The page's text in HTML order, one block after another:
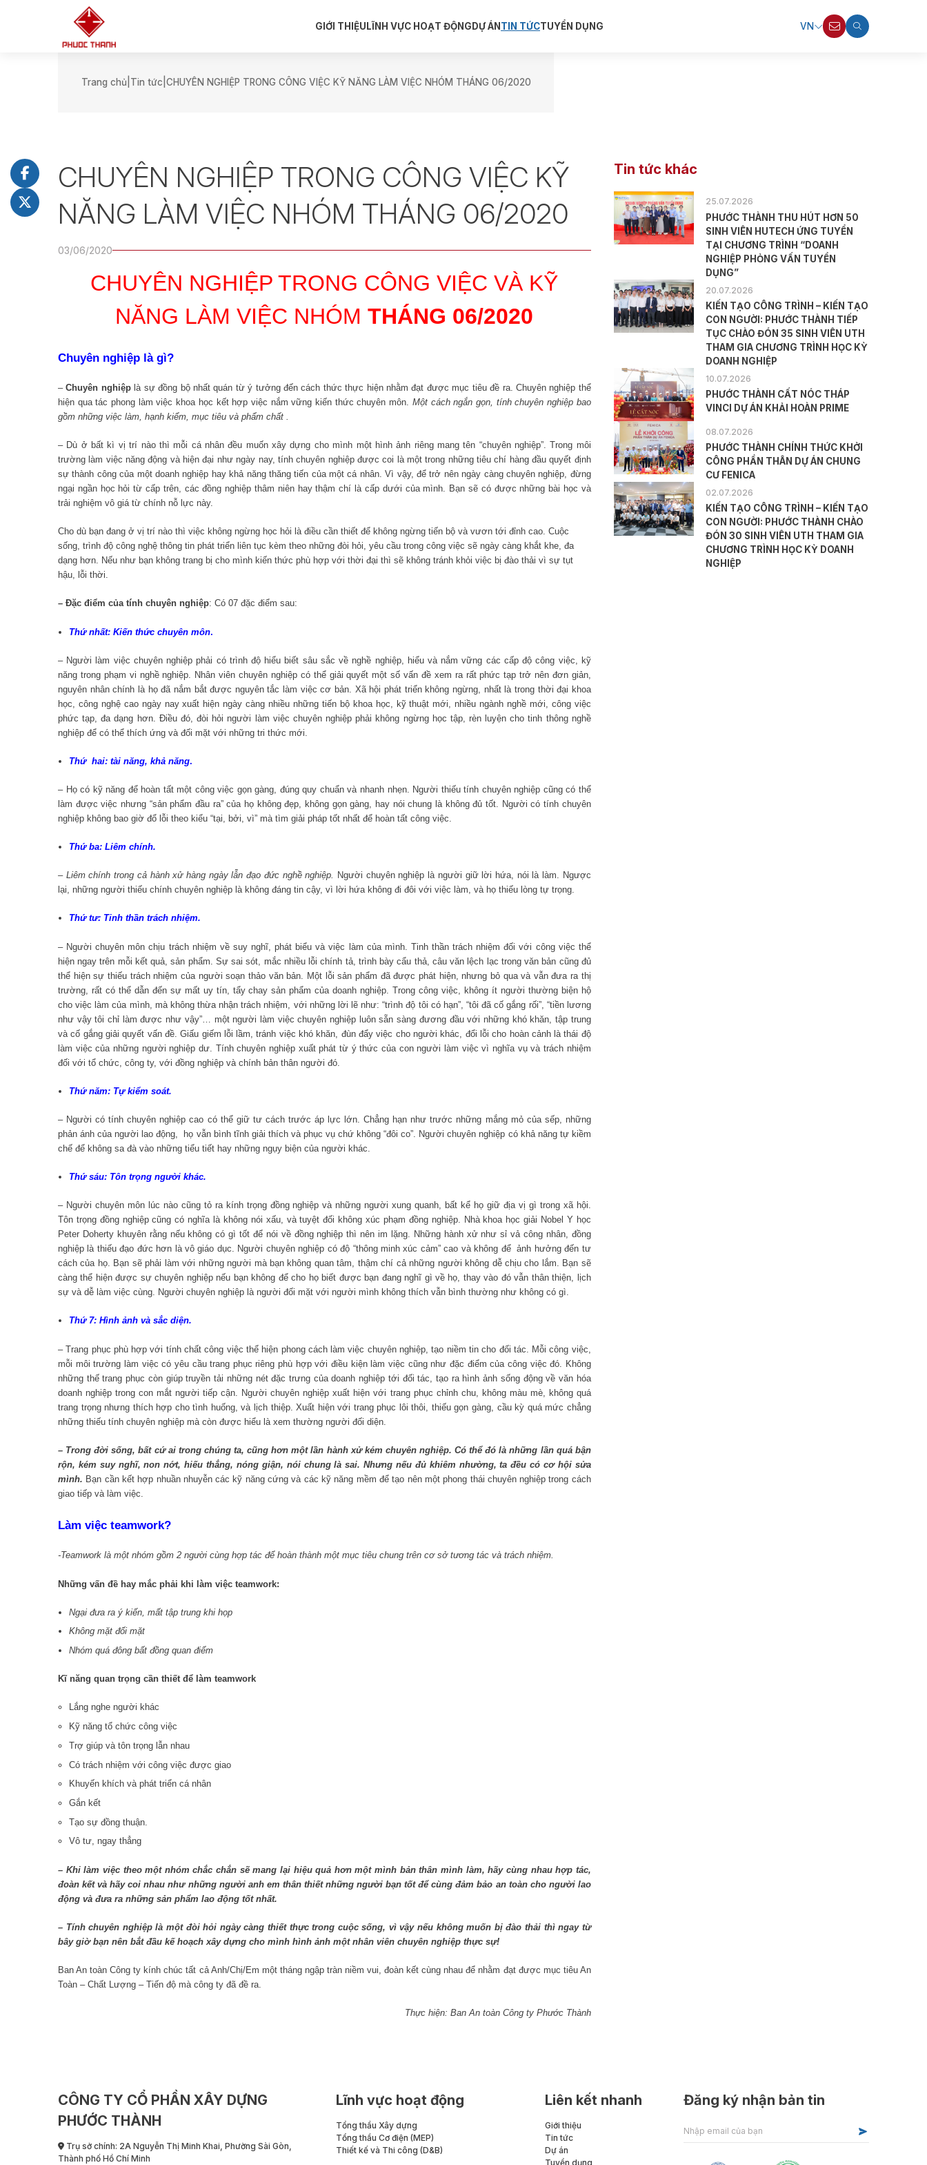
GIỚI THIỆU LĨNH VỰC HOẠT ĐỘNG DỰ ÁN TIN TỨCTUYỂN DỤNG VN
Trang chủ Tin tức CHUYÊN NGHIỆP TRONG CÔNG VIỆC KỸ NĂNG LÀM VIỆC NHÓM THÁNG 06/2020
CHUYÊN NGHIỆP TRONG CÔNG VIỆC KỸ
NĂNG LÀM VIỆC NHÓM THÁNG 06/2020
03/06/2020
CHUYÊN NGHIỆP TRONG CÔNG VIỆC VÀKỸ
NĂNG LÀM VIỆC NHÓMTHÁNG 06/2020
Chuyên nghiệp là gì?
–Chuyên nghiệplà sự đồng bộ nhất quán từ ý tưởng đến cách thức thực hiện nhằm đạt được mục tiêu đề ra. Chuyên nghiệp thể
hiện qua tác phong làm việc khoa học kết hợp việc nắm vững kiến thức chuyên môn. Một cách ngắn gọn, tính chuyên nghiệp bao
gồm những việc làm, hạnh kiểm, mục tiêu và phẩm chất .
– Dù ở bất kì vị trí nào thì mỗi cá nhân đều muốn xây dựng cho mình một hình ảnh riêng mang tên “chuyên nghiệp”. Trong môi
trường làm việc năng động và hiện đại như ngày nay, tính chuyên nghiệp được coi là một trong những tiêu chí hàng đầu quyết định
sự thành công của một doanh nghiệp hay khả năng thăng tiến của một cá nhân. Vì vậy, để trở nên ngày càng chuyên nghiệp, đừng
ngại ngần học hỏi từ cấp trên, các đồng nghiệp thâm niên hay thậm chí là cấp dưới của mình. Bạn sẽ có được những bài học và
trải nghiệm vô giá từ chính nỗ lực này.
Cho dù bạn đang ở vị trí nào thì việc không ngừng học hỏi là điều cần thiết để không ngừng tiến bộ và vươn tới đỉnh cao. Cuộc
sống, trình độ công nghệ thông tin phát triển liên tục kèm theo những đòi hỏi, yêu cầu trong công việc sẽ ngày càng khắt khe, đa
dạng hơn. Nếu như bạn không trang bị cho mình kiến thức phù hợp với thời đại thì sẽ không tránh khỏi việc bị đào thải vì sự tụt
hậu, lỗi thời.
– Đặc điểm của tính chuyên nghiệp: Có 07 đặc điểm sau:
Thứ nhất: Kiến thức chuyên môn.
– Người làm việc chuyên nghiệp phải có trình độ hiểu biết sâu sắc về nghề nghiệp, hiểu và nắm vững các cấp độ công việc, kỹ
năng trong phạm vi nghề nghiệp. Nhân viên chuyên nghiệp có thể giải quyết một số vấn đề xem ra rất phức tạp trở nên đơn giản,
nguyên nhân chính là họ đã nắm bắt được nguyên tắc làm việc cơ bản. Xã hội phát triển không ngừng, nhất là trong thời đại khoa
học, công nghệ cao ngày nay xuất hiện ngày càng nhiều những tiến bộ khoa học, kỹ thuật mới, nhiều ngành nghề mới, công việc
phức tạp, đa dạng hơn. Điều đó, đòi hỏi người làm việc chuyên nghiệp phải không ngừng học tập, rèn luyện cho tinh thông nghề
nghiệp để có thể thích ứng và đối mặt với những tri thức mới.
Thứ hai: tài năng, khả năng.
– Họ có kỹ năng để hoàn tất một công việc gọn gàng, đúng quy chuẩn và nhanh nhẹn. Người thiếu tính chuyên nghiệp cũng có thể
làm được việc nhưng “sản phẩm đầu ra” của họ không đẹp, không gọn gàng, hay nói chung là không đủ tốt. Người có tính chuyên
nghiệp không bao giờ đổ lỗi theo kiểu “tại, bởi, vì” mà tìm giải pháp tốt nhất để hoàn tất công việc.
Thứ ba: Liêm chính.
– Liêm chính trong cả hành xử hàng ngày lẫn đạo đức nghề nghiệp. Người chuyên nghiệp là người giữ lời hứa, nói là làm. Ngược
lại, những người thiếu chính chuyên nghiệp là không đáng tin cậy, vì lời hứa không đi đôi với việc làm, và họ thiếu lòng tự trọng.
Thứ tư: Tinh thần trách nhiệm.
– Người chuyên môn chịu trách nhiệm về suy nghĩ, phát biểu và việc làm của mình. Tinh thần trách nhiệm đối với công việc thể
hiện ngay trên mỗi kết quả, sản phẩm. Sự sai sót, mắc nhiều lỗi chính tả, trình bày cẩu thả, câu văn lệch lạc trong văn bản cũng đủ
thể hiện sự thiếu trách nhiệm của người soạn thảo văn bản. Một lỗi sản phẩm đã được phát hiện, nhưng bỏ qua và vẫn đưa ra thị
trường, rất có thể dẫn đến sự mất uy tín, tẩy chay sản phẩm của doanh nghiệp. Trong công việc, không ít người thường biện hộ
cho việc làm của mình, mà không thừa nhận trách nhiệm, với những lời lẽ như: “trình độ tôi có hạn”, “tôi đã cố gắng rối”, “tiền lương
như vậy tôi chỉ làm được như vậy”… một người làm việc chuyên nghiệp luôn sẵn sàng đương đầu với những khó khăn, tập trung
và cố gắng giải quyết vấn đề. Giấu giếm lỗi lầm, tránh việc khó khăn, đùn đẩy việc cho người khác, đổi lỗi cho hoàn cảnh là thái độ
làm việc của những người nghiệp dư. Tính chuyên nghiệp xuất phát từ ý thức của con người làm việc vì nghĩa vụ và trách nhiệm
đối với tổ chức, công ty, với đồng nghiệp và chính bản thân người đó.
Thứ năm: Tự kiểm soát.
– Người có tính chuyên nghiệp cao có thể giữ tư cách trước áp lực lớn. Chẳng hạn như trước những mắng mỏ của sếp, những
phản ánh của người lao động, họ vẫn bình tĩnh giải thích và phục vụ chứ không “đôi co”. Người chuyên nghiệp có khả năng tự kiềm
chế để không sa đà vào những tiểu tiết hay những ngụy biện của người khác.
Thứ sáu: Tôn trọng người khác.
– Người chuyên môn lúc nào cũng tỏ ra kính trọng đồng nghiệp và những người xung quanh, bất kể họ giữ địa vị gì trong xã hội.
Tôn trọng đồng nghiệp cũng có nghĩa là không nói xấu, và tuyệt đối không xúc phạm đồng nghiệp. Nhà khoa học giải Nobel Y học
Peter Doherty khuyên rằng nếu không có gì tốt để nói về đồng nghiệp thì nên im lặng. Những hành xử như sỉ vả công nhân, đồng
nghiệp là thiếu đạo đức hơn là vô giáo dục. Người chuyên nghiệp có độ “thông minh xúc cảm” cao và không để ảnh hưởng đến tư
cách của họ. Bạn sẽ phải làm với những người mà bạn không quan tâm, thậm chí cả những người không dễ chịu cho lắm. Bạn sẽ
càng thể hiện được sự chuyên nghiệp nếu bạn không để cho họ biết được bạn đang nghĩ gì về họ, thay vào đó vẫn thân thiện, lịch
sự và dễ làm việc cùng. Người chuyên nghiệp là người đối mặt với người mình không thích vẫn bình thường như không có gì.
Thứ 7: Hình ảnh và sắc diện.
– Trang phục phù hợp với tính chất công việc thể hiện phong cách làm việc chuyên nghiệp, tạo niềm tin cho đối tác. Mỗi công việc,
mỗi môi trường làm việc có yêu cầu trang phục riêng phù hợp với điều kiện làm việc cũng như đặc điểm của công việc đó. Không
những thế trang phục còn giúp truyền tải những nét đặc trưng của doanh nghiệp tới đối tác, tạo ra hình ảnh sống động về văn hóa
doanh nghiệp trong con mắt người tiếp cận. Người chuyên nghiệp xuất hiện với trang phục chỉnh chu, không màu mè, không quá
trang trọng nhưng thích hợp cho tình huống, và lịch thiệp. Xuất hiện với trang phục lôi thôi, thiếu gọn gàng, cầu kỳ quá mức chẳng
những thiếu tính chuyên nghiệp mà còn được hiểu là xem thường người đối diện.
– Trong đời sống, bất cứ ai trong chúng ta, cũng hơn một lần hành xử kém chuyên nghiệp. Có thể đó là những lần quá bận
rộn, kém suy nghĩ, non nớt, hiếu thắng, nóng giận, nói chung là sai. Nhưng nếu đủ khiêm nhường, ta đều có cơ hội sửa
mình. Bạn cần kết hợp nhuần nhuyễn các kỹ năng cứng và các kỹ năng mềm để tạo nên một phong thái chuyên nghiệp trong cách
giao tiếp và làm việc.
Làm việc teamwork?
-Teamwork là một nhóm gồm 2 người cùng hợp tác để hoàn thành một mục tiêu chung trên cơ sở tương tác và trách nhiệm.
Những vấn đề hay mắc phải khi làm việc teamwork:
Ngại đưa ra ý kiến, mất tập trung khi họp
Không mặt đối mặt
Nhóm quá đông bất đồng quan điểm
Kĩ năng quan trọng cần thiết để làm teamwork
Lắng nghe người khác
Kỹ năng tổ chức công việc
Trợ giúp và tôn trọng lẫn nhau
Có trách nhiệm với công việc được giao
Khuyến khích và phát triển cá nhân
Gắn kết
Tạo sự đồng thuận.
Vô tư, ngay thẳng
– Khi làm việc theo một nhóm chắc chắn sẽ mang lại hiệu quả hơn một mình bản thân mình làm, hãy cùng nhau hợp tác,
đoàn kết và hãy coi nhau như những người anh em thân thiết những người bạn tốt để cùng đảm bảo an toàn cho người lao
động và đưa ra những sản phẩm lao động tốt nhất.
– Tính chuyên nghiệp là một đòi hỏi ngày càng thiết thực trong cuộc sống, vì vậy nếu không muốn bị đào thải thì ngay từ
bây giờ bạn nên bắt đầu kế hoạch xây dựng cho mình hình ảnh một nhân viên chuyên nghiệp thực sự!
Ban An toàn Công ty kính chúc tất cả Anh/Chị/Em một tháng ngập tràn niềm vui, đoàn kết cùng nhau để nhằm đạt được mục tiêu An
Toàn – Chất Lượng – Tiến độ mà công ty đã đề ra.
Thực hiện: Ban An toàn Công ty Phước Thành
Tin tức khác
25.07.2026
PHƯỚC THÀNH THU HÚT HƠN 50
SINH VIÊN HUTECH ỨNG TUYỂN
TẠI CHƯƠNG TRÌNH “DOANH
NGHIỆP PHỎNG VẤN TUYỂN
DỤNG”
20.07.2026
KIẾN TẠO CÔNG TRÌNH – KIẾN TẠO
CON NGƯỜI: PHƯỚC THÀNH TIẾP
TỤC CHÀO ĐÓN 35 SINH VIÊN UTH
THAM GIA CHƯƠNG TRÌNH HỌC KỲ
DOANH NGHIỆP
10.07.2026
PHƯỚC THÀNH CẤT NÓC THÁP
VINCI DỰ ÁN KHẢI HOÀN PRIME
08.07.2026
PHƯỚC THÀNH CHÍNH THỨC KHỞI
CÔNG PHẦN THÂN DỰ ÁN CHUNG
CƯ FENICA
02.07.2026
KIẾN TẠO CÔNG TRÌNH – KIẾN TẠO
CON NGƯỜI: PHƯỚC THÀNH CHÀO
ĐÓN 30 SINH VIÊN UTH THAM GIA
CHƯƠNG TRÌNH HỌC KỲ DOANH
NGHIỆP
CÔNG TY CỔ PHẦN XÂY DỰNG
PHƯỚC THÀNH
Trụ sở chính: 2A Nguyễn Thị Minh Khai, Phường Sài Gòn,
Thành phố Hồ Chí Minh
Lĩnh vực hoạt động
Tổng thầu Xây dựng
Tổng thầu Cơ điện (MEP)
Thiết kế và Thi công (D&B)
Liên kết nhanh
Giới thiệu
Tin tức
Dự án
Tuyển dụng
Đăng ký nhận bản tin